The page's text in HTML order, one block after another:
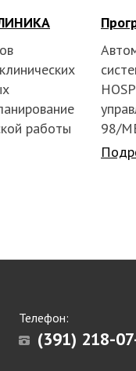
работы
98/
Телефон:
(391) 218-